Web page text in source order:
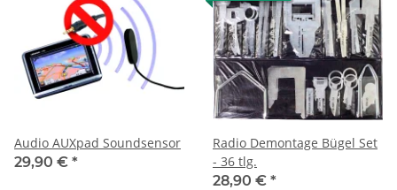
Audio AUXpad Soundsensor
29,90 € *
Radio Demontage Bügel Set
- 36 tlg.
28,90 € *